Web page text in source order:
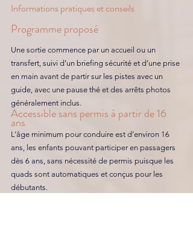
Informations pratiques et conseils
Programme proposé
Une sortie commence par un accueil ou un
transfert, suivi d’un briefing sécurité et d’une prise
en main avant de partir sur les pistes avec un
guide, avec une pause thé et des arrêts photos
généralement inclus.
Accessible sans permis à partir de 16
ans
L’âge minimum pour conduire est d’environ 16
ans, les enfants pouvant participer en passagers
dès 6 ans, sans nécessité de permis puisque les
quads sont automatiques et conçus pour les
débutants.
L’équipement